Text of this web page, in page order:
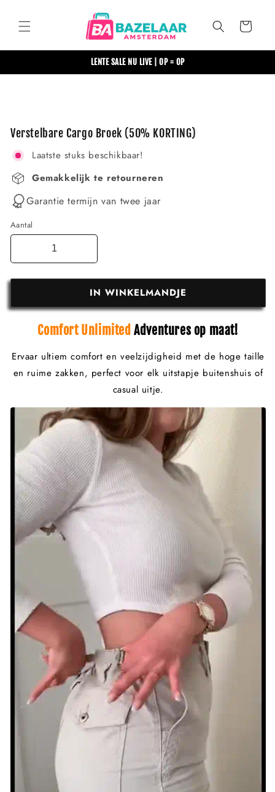
content
Winkelwagen
LENTE SALE NU LIVE | OP = OP
Verstelbare Cargo Broek (50% KORTING)
Laatste stuks beschikbaar!
Gemakkelijk te retourneren
Garantie termijn van twee jaar
Aantal
IN WINKELMANDJE
Comfort Unlimited Adventures op maat!
Ervaar ultiem comfort en veelzijdigheid met de hoge taille
en ruime zakken, perfect voor elk uitstapje buitenshuis of
casual uitje.